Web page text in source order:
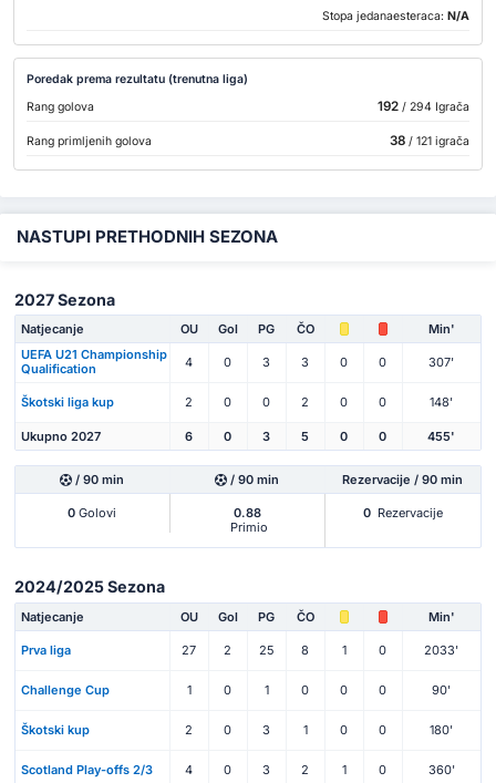
Stopa jedanaesteraca: N/A
Poredak prema rezultatu (trenutna liga)
Rang golova
192/ 294 Igrača
Rang primljenih golova 38/ 121 igrača
NASTUPI PRETHODNIH SEZONA
2027 Sezona
Natjecanje OU Gol PG ČO
Min'
UEFA U21 Championship
Qualification
4 0 3 3 0 0 307'
Škotski liga kup 2 0 0 2 0 0 148'
Ukupno 2027 6 0 3 5 0 0 455'
/ 90 min / 90 min Rezervacije / 90 min
0 Golovi
0.88
Primio
0 Rezervacije
2024/2025 Sezona
Natjecanje OU Gol PG ČO Min'
Prva liga 27 2 25 8 1 0 2033'
Challenge Cup 1 0 1 0 0 0 90'
Škotski kup 2 0 3 1 0 0 180'
Scotland Play-offs 2/3 4 0 3 2 1 0 360'